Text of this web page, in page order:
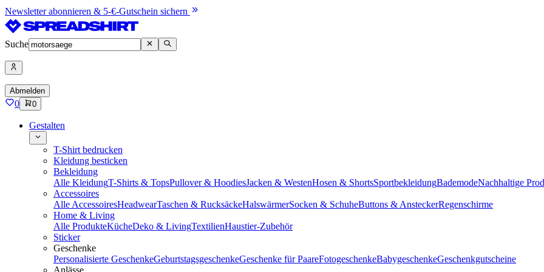
Newsletter abonnieren & 5-€-Gutschein sichern
Suche
Abmelden
0 0
Gestalten
T-Shirt bedrucken
Kleidung besticken
Bekleidung
Alle KleidungT-Shirts & TopsPullover & HoodiesJacken & WestenHosen & ShortsSportbekleidungBademodeNachhaltige
Accessoires
Alle AccessoiresHeadwearTaschen & RucksäckeHalswärmerSocken & SchuheButtons & AnsteckerRegenschirme
Home & Living
Alle ProdukteKücheDeko & LivingTextilienHaustier-Zubehör
Sticker
Geschenke
Personalisierte GeschenkeGeburtstagsgeschenkeGeschenke für PaareFotogeschenkeBabygeschenkeGeschenkgutscheine